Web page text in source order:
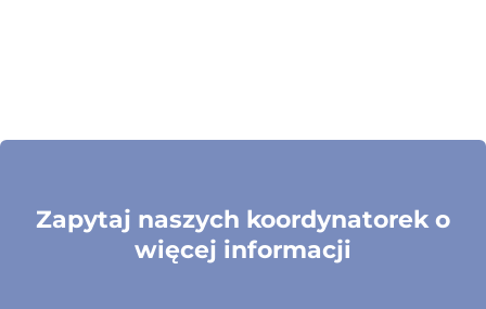
Zapytaj naszych koordynatorek o
więcej informacji